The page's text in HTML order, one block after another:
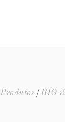
Produtos BIO